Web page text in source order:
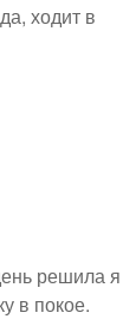
ходит в
решила я
в покое.